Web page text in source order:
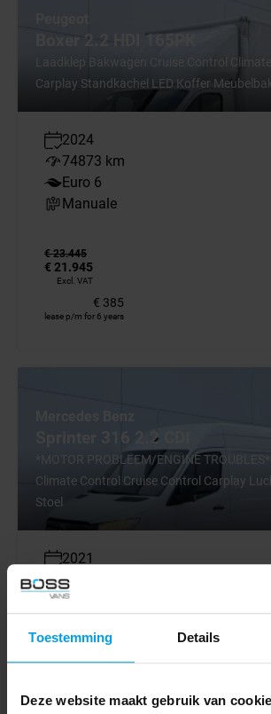
Toestemming Details
Deze website maakt gebruik van
Boxer 2.2 HDI 165PK
Laadklep Bakwagen Cruise Control
Carplay Standkachel LED Koffer
2024
74873 km
Euro 6
Manuale
€ 23.445
€ 21.945
Excl. VAT
€ 385
lease p/m for 6 years
Mercedes Benz
Sprinter 316 2.2 CDI
*MOTOR PROBLEEM/ENGINE
Climate Control Cruise Control Carplay
Stoel
2021
188984 km
Euro 6
Mercedes Benz